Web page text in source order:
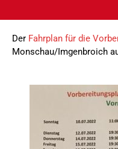
Der Fahrplan für die
Monschau/Imgenbroich